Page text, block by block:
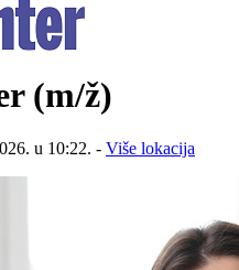
(m/ž)
u 10:22. - Više lokacija